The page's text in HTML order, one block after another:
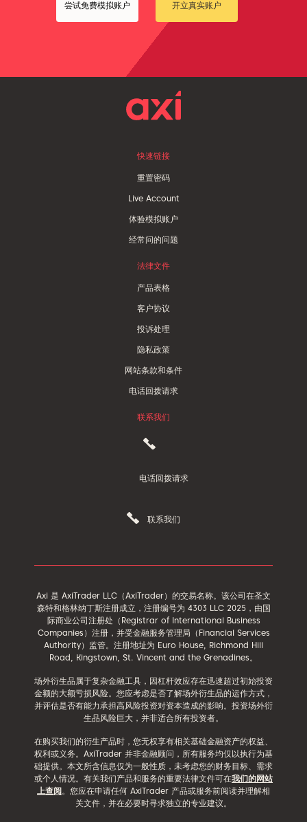
尝试免费模拟账户 开立真实账户
快速链接
重置密码
Live Account
体验模拟账户
经常问的问题
法律文件
产品表格
客户协议
投诉处理
隐私政策
网站条款和条件
电话回拨请求
联系我们
电话回拨请求
联系我们
Axi 是 AxiTrader LLC（AxiTrader）的交易名称。该公司在圣文
森特和格林纳丁斯注册成立，注册编号为 4303 LLC 2025，由国
际商业公司注册处（Registrar of International Business
Companies）注册，并受金融服务管理局（Financial Services
Authority）监管。注册地址为 Euro House, Richmond Hill
Road, Kingstown, St. Vincent and the Grenadines。
场外衍生品属于复杂金融工具，因杠杆效应存在迅速超过初始投资
金额的大额亏损风险。您应考虑是否了解场外衍生品的运作方式，
并评估是否有能力承担高风险投资对资本造成的影响。投资场外衍
生品风险巨大，并非适合所有投资者。
在购买我们的衍生产品时，您无权享有相关基础金融资产的权益、
权利或义务。AxiTrader 并非金融顾问，所有服务均仅以执行为基
础提供。本文所含信息仅为一般性质，未考虑您的财务目标、需求
或个人情况。有关我们产品和服务的重要法律文件可在我们的网站
上查阅。您应在申请任何 AxiTrader 产品或服务前阅读并理解相
关文件，并在必要时寻求独立的专业建议。